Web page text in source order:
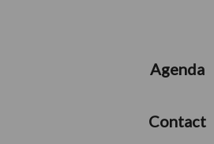
Agenda
Contact